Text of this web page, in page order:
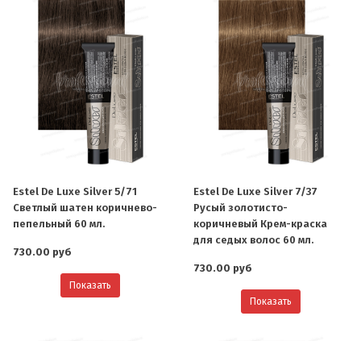
Estel De Luxe Silver 5/71
Светлый шатен коричнево-
пепельный 60 мл.
730.00 руб
Показать
Estel De Luxe Silver 7/37
Русый золотисто-
коричневый Крем-краска
для седых волос 60 мл.
730.00 руб
Показать